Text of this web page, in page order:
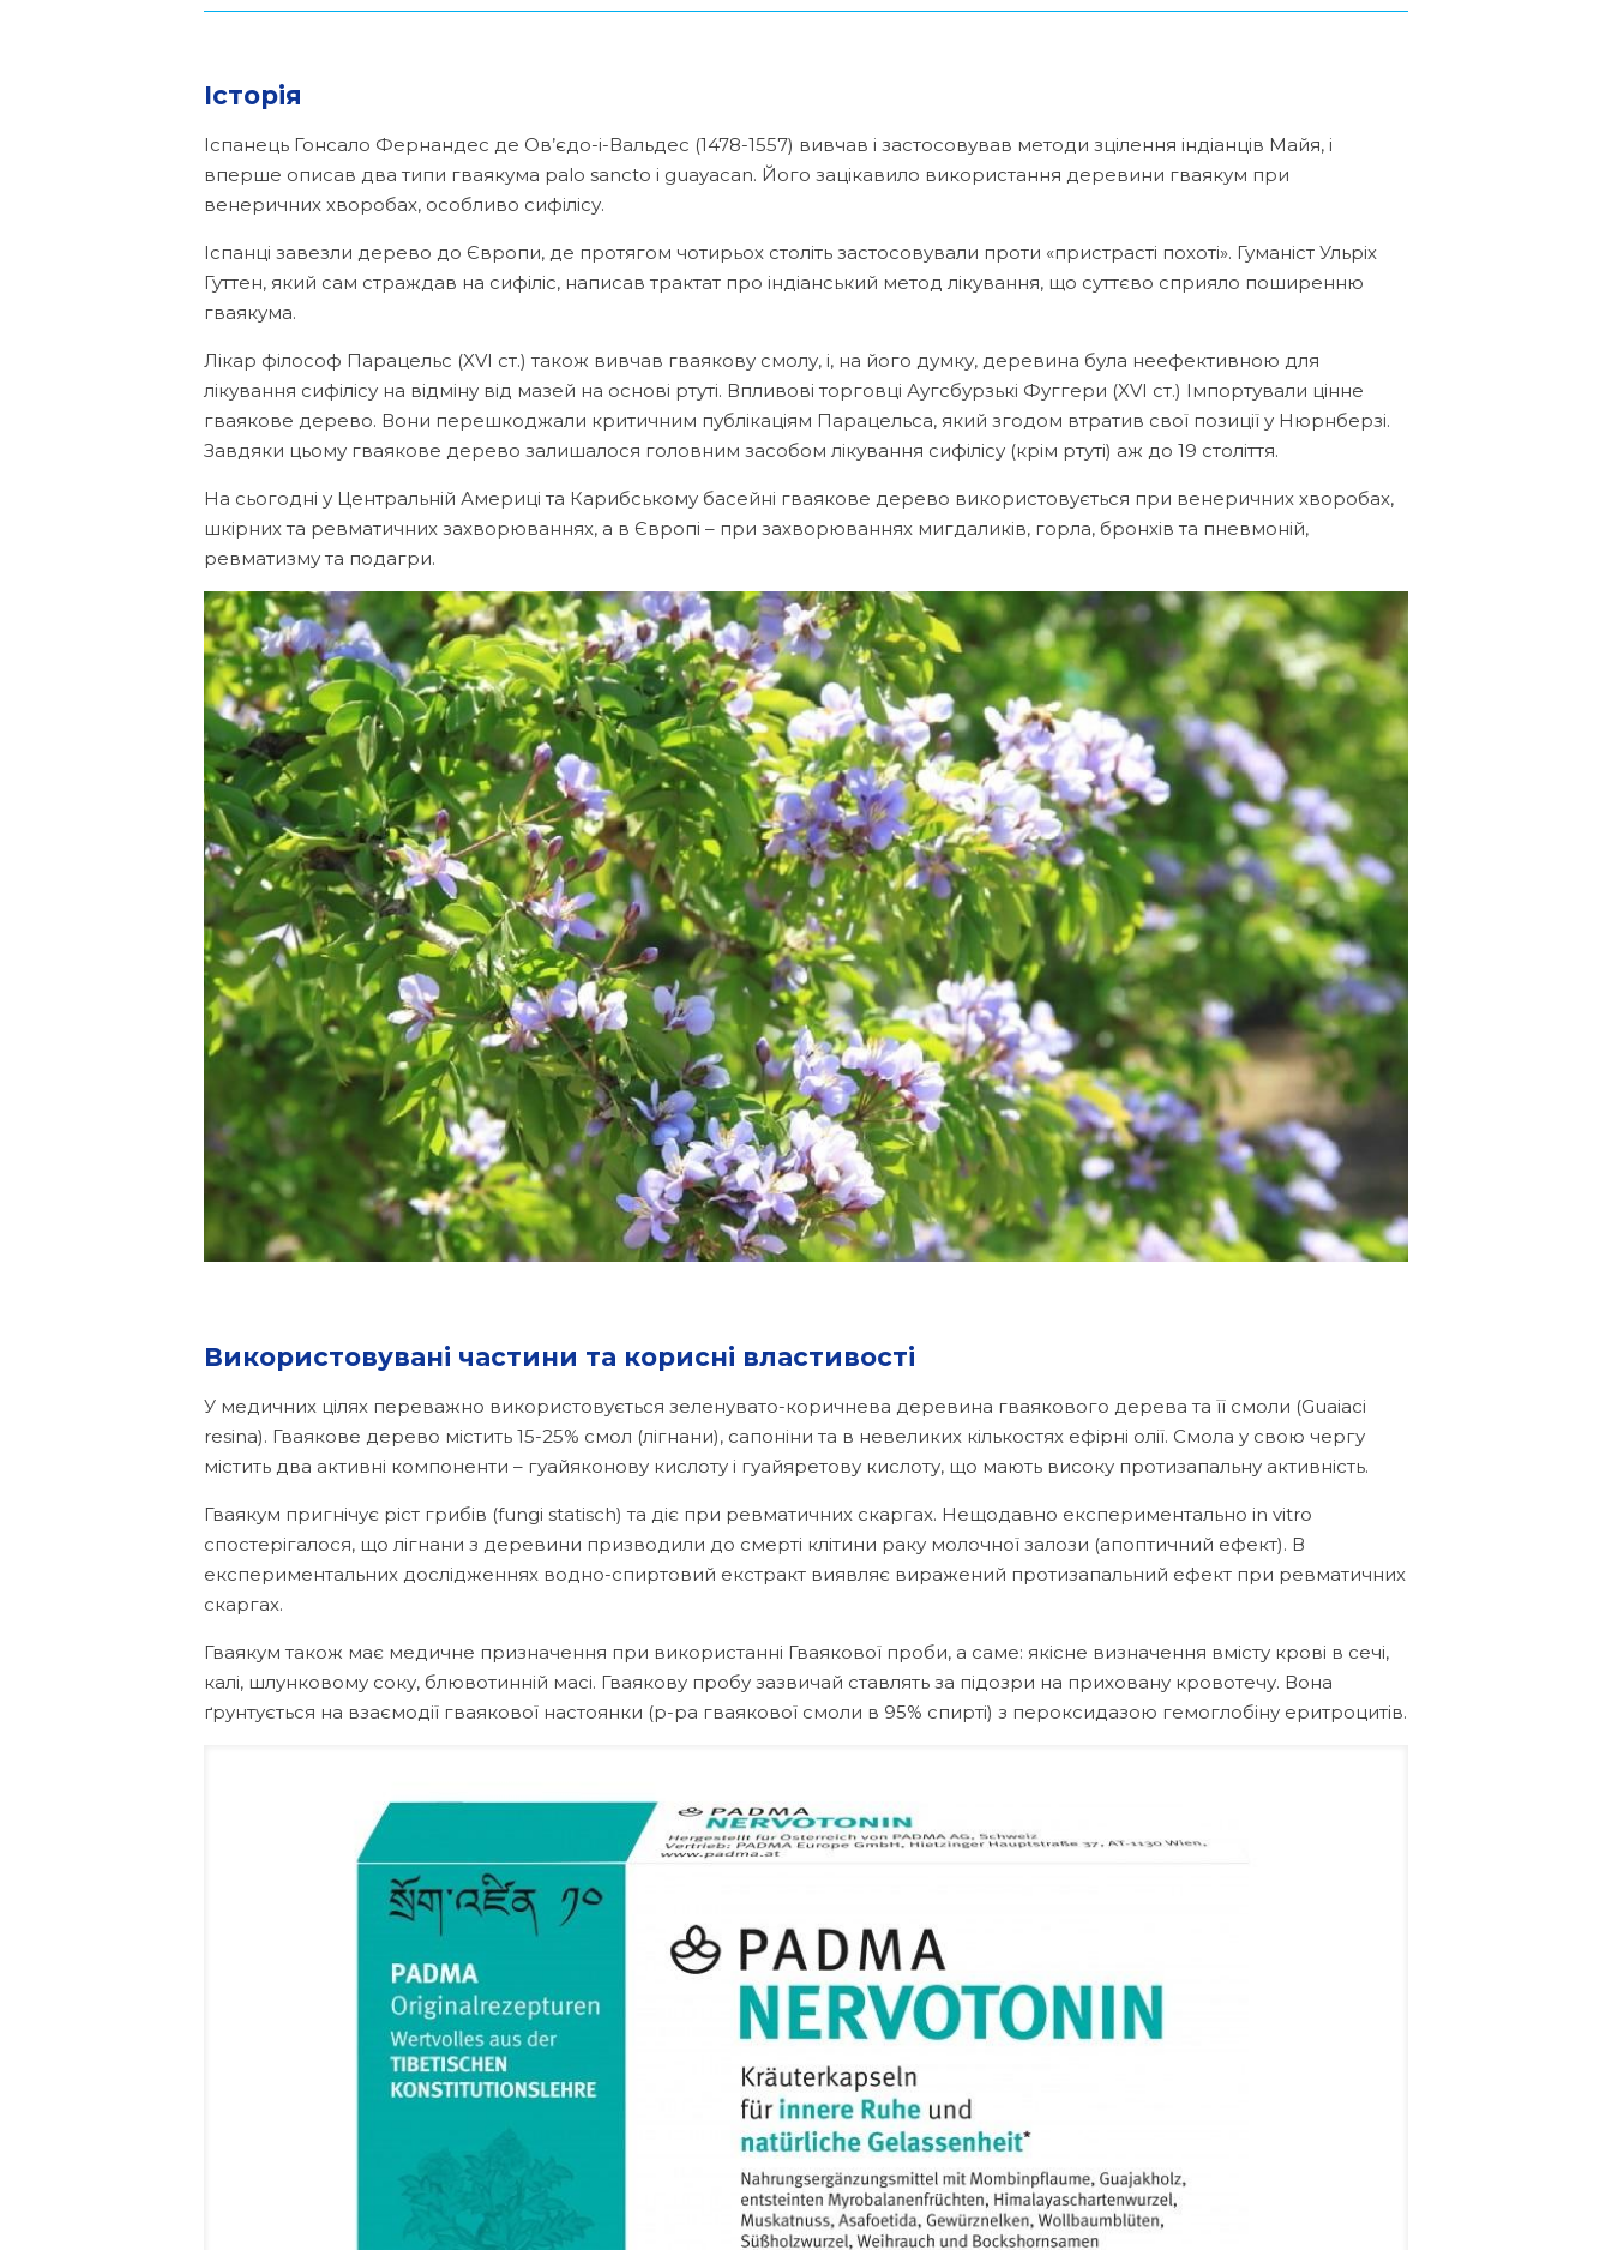
Історія
Іспанець Гонсало Фернандес де Ов’єдо-і-Вальдес (1478-1557) вивчав і застосовував методи зцілення індіанців Майя, і
вперше описав два типи гваякума palo sancto і guayacan. Його зацікавило використання деревини гваякум при
венеричних хворобах, особливо сифілісу.
Іспанці завезли дерево до Європи, де протягом чотирьох століть застосовували проти «пристрасті похоті». Гуманіст Ульріх
Гуттен, який сам страждав на сифіліс, написав трактат про індіанський метод лікування, що суттєво сприяло поширенню
гваякума.
Лікар філософ Парацельс (XVI ст.) також вивчав гваякову смолу, і, на його думку, деревина була неефективною для
лікування сифілісу на відміну від мазей на основі ртуті. Впливові торговці Аугсбурзькі Фуггери (XVI ст.) Імпортували цінне
гваякове дерево. Вони перешкоджали критичним публікаціям Парацельса, який згодом втратив свої позиції у Нюрнберзі.
Завдяки цьому гваякове дерево залишалося головним засобом лікування сифілісу (крім ртуті) аж до 19 століття.
На сьогодні у Центральній Америці та Карибському басейні гваякове дерево використовується при венеричних хворобах,
шкірних та ревматичних захворюваннях, а в Європі – при захворюваннях мигдаликів, горла, бронхів та пневмоній,
ревматизму та подагри.
Використовувані частини та корисні властивості
У медичних цілях переважно використовується зеленувато-коричнева деревина гваякового дерева та її смоли (Guaiaci
resina). Гваякове дерево містить 15-25% смол (лігнани), сапоніни та в невеликих кількостях ефірні олії. Смола у свою чергу
містить два активні компоненти – гуайяконову кислоту і гуайяретову кислоту, що мають високу протизапальну активність.
Гваякум пригнічує ріст грибів (fungi statisch) та діє при ревматичних скаргах. Нещодавно експериментально in vitro
спостерігалося, що лігнани з деревини призводили до смерті клітини раку молочної залози (апоптичний ефект). В
експериментальних дослідженнях водно-спиртовий екстракт виявляє виражений протизапальний ефект при ревматичних
скаргах.
Гваякум також має медичне призначення при використанні Гваякової проби, а саме: якісне визначення вмісту крові в сечі,
калі, шлунковому соку, блювотинній масі. Гваякову пробу зазвичай ставлять за підозри на приховану кровотечу. Вона
ґрунтується на взаємодії гваякової настоянки (р-ра гваякової смоли в 95% спирті) з пероксидазою гемоглобіну еритроцитів.